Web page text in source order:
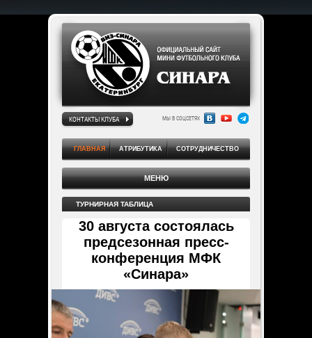
КОНТАКТЫ КЛУБА МЫ В СОЦСЕТЯХ
ГЛАВНАЯ АТРИБУТИКА СОТРУДНИЧЕСТВО
МЕНЮ
ТУРНИРНАЯ ТАБЛИЦА
30 августа состоялась
предсезонная пресс-
конференция МФК
«Синара»